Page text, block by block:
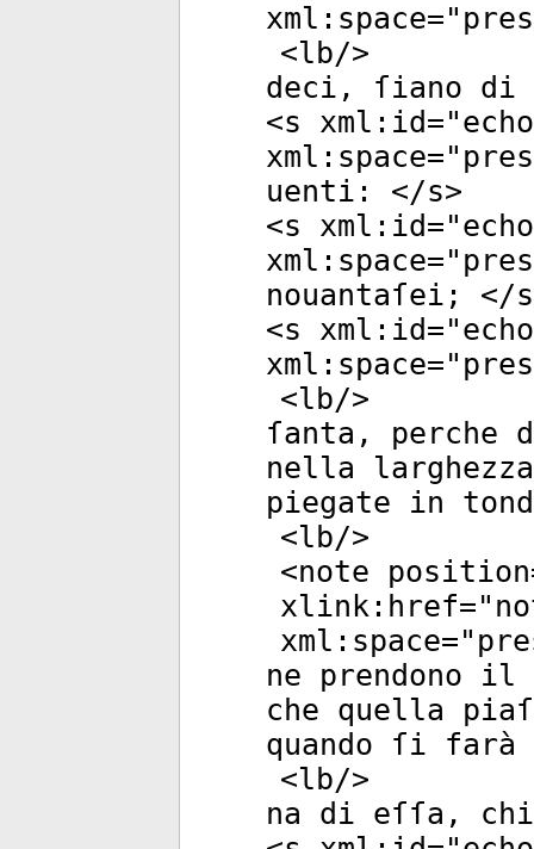
xml:space="
<lb/>
deci, ſiano di
<s xml:id="
xml:space="
uenti: </s>
<s xml:id="
xml:space="
nouantaſei; </s
<s xml:id="
xml:space="
<lb/>
ſanta, perche
nella
piegate in
<lb/>
<note position
xlink:href="
xml:space="
ne prendono il
che quella
quando ſi farà
<lb/>
na di eſſa,